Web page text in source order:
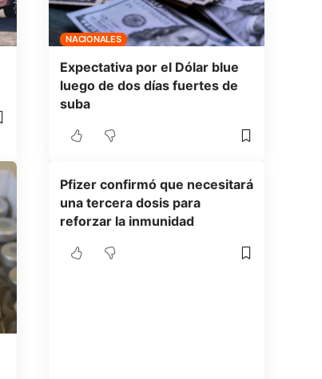
NACIONALES
Expectativa por el Dólar blue
luego de dos días fuertes de
suba
Pfizer confirmó que necesitará
una tercera dosis para
reforzar la inmunidad